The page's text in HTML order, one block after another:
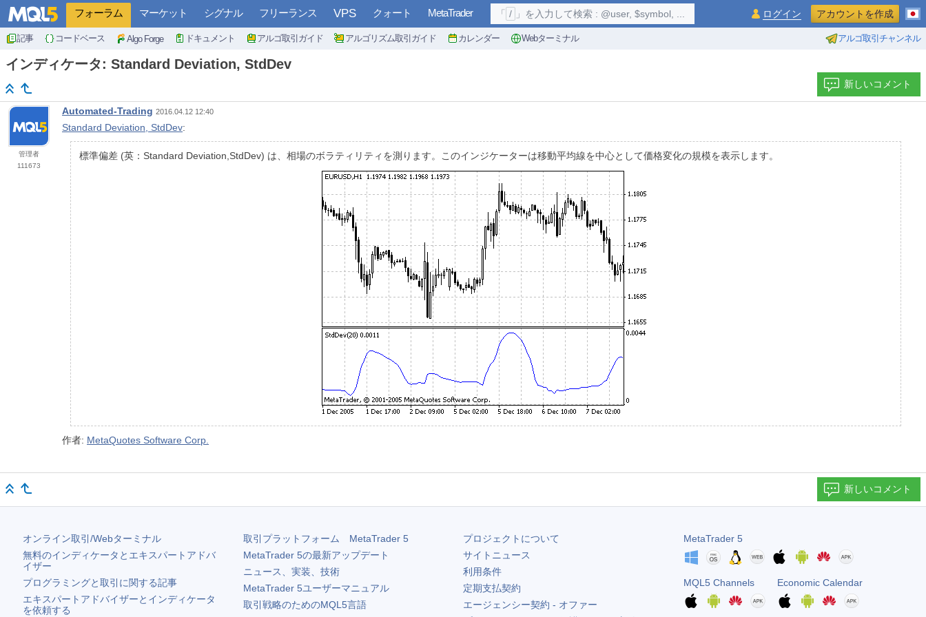
フォーラム マーケット シグナル フリーランス VPS クォート MetaTrader
記事 コードベース Algo Forge ドキュメント アルゴ取引ガイド アルゴリズム取引ガイド カレンダー Webターミナル アルゴ取引チャンネル
「 / 」を入力して検索 : @user, $symbol, ... ログイン アカウントを作成
インディケータ: Standard Deviation, StdDev
新しいコメント
管理者
111673
Automated-Trading 2016.04.12 12:40
Standard Deviation, StdDev:
標準偏差 (英：Standard Deviation,StdDev) は、相場のボラティリティを測ります。このインジケーターは移動平均線を中心として価格変化の規模を表示します。
作者: MetaQuotes Software Corp.
新しいコメント
オンライン取引/Webターミナル
無料のインディケータとエキスパートアドバ
イザー
プログラミングと取引に関する記事
エキスパートアドバイザーとインディケータ
を依頼する
取引プラットフォーム MetaTrader 5
MetaTrader 5の最新アップデート
ニュース、実装、技術
MetaTrader 5ユーザーマニュアル
取引戦略のためのMQL5言語
プロジェクトについて
サイトニュース
利用条件
定期支払契約
エージェンシー契約 - オファー
MetaTrader 5
MQL5 Channels Economic Calendar